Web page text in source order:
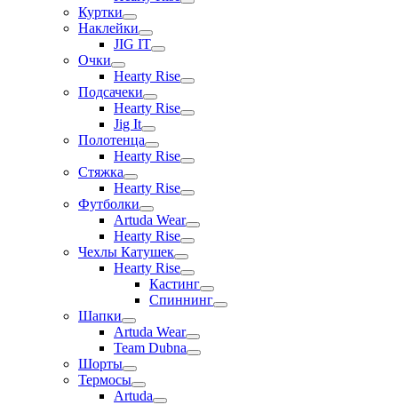
Куртки
Наклейки
JIG IT
Очки
Hearty Rise
Подсачеки
Hearty Rise
Jig It
Полотенца
Hearty Rise
Стяжка
Hearty Rise
Футболки
Artuda Wear
Hearty Rise
Чехлы Катушек
Hearty Rise
Кастинг
Спиннинг
Шапки
Artuda Wear
Team Dubna
Шорты
Термосы
Artuda